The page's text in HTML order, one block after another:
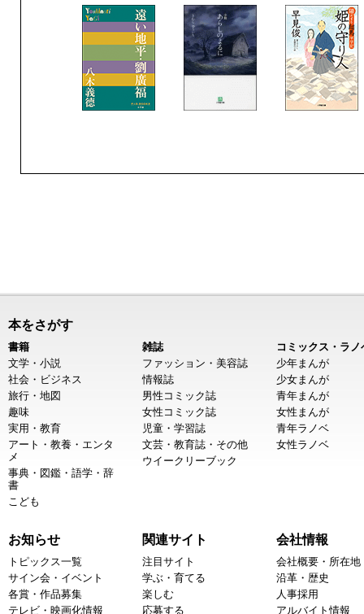
本をさがす
書籍
文学・小説
社会・ビジネス
旅行・地図
趣味
実用・教育
アート・教養・エンタ
メ
事典・図鑑・語学・辞
書
こども
雑誌
ファッション・美容誌
情報誌
男性コミック誌
女性コミック誌
児童・学習誌
文芸・教育誌・その他
ウイークリーブック
コミックス・ラノ
少年まんが
少女まんが
青年まんが
女性まんが
青年ラノベ
女性ラノベ
お知らせ
トピックス一覧
サイン会・イベント
各賞・作品募集
テレビ・映画化情報
関連サイト
注目サイト
学ぶ・育てる
楽しむ
応募する
会社情報
会社概要・所在地
沿革・歴史
人事採用
アルバイト情報